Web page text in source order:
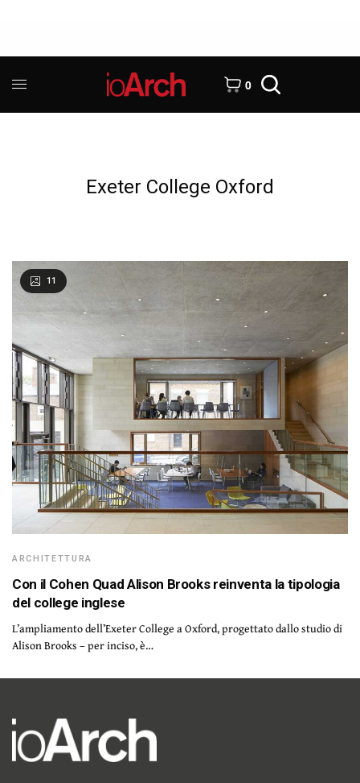
0
Exeter College Oxford
11
ARCHITETTURA
Con il Cohen Quad Alison Brooks reinventa la tipologia
del college inglese
L’ampliamento dell’Exeter College a Oxford, progettato dallo studio di
Alison Brooks – per inciso, è…